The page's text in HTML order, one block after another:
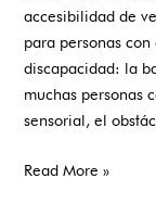
accesibilidad de
para personas
discapacidad: la
muchas personas
sensorial, el
Read More »